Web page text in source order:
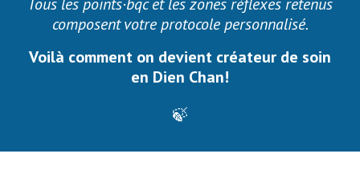
composent votre protocole personnalisé.
Voilà comment on devient créateur de soin
en Dien Chan!
🍃